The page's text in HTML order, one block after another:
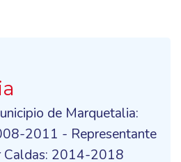
de Marquetalia:
2011 - Representante
Caldas: 2014-2018